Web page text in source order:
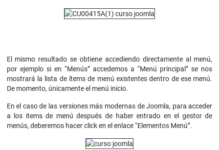
El mismo resultado se obtiene accediendo directamente al menú,
por ejemplo si en “Menús” accedemos a “Menú principal” se nos
mostrará la lista de ítems de menú existentes dentro de ese menú.
De momento, únicamente el menú inicio.
En el caso de las versiones más modernas de Joomla, para acceder
a los items de menú después de haber entrado en el gestor de
menús, deberemos hacer click en el enlace “Elementos Menú”.